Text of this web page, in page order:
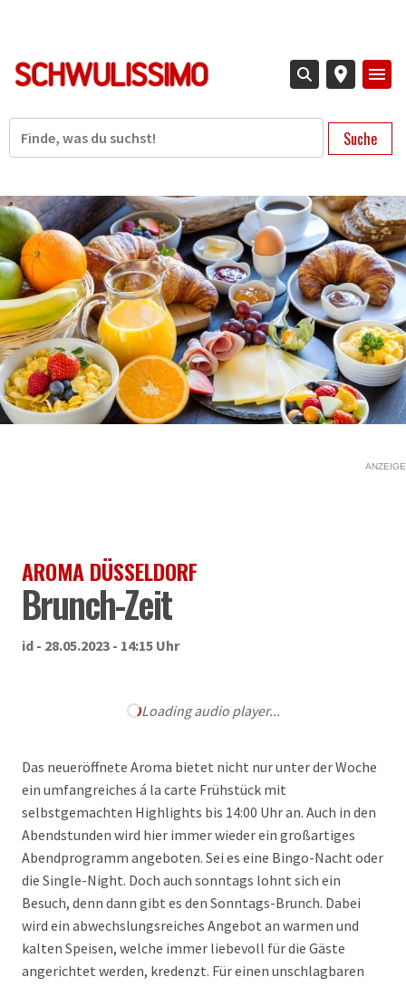
Suche
ANZEIGE
AROMA DÜSSELDORF
Brunch-Zeit
id - 28.05.2023 - 14:15 Uhr
Loading audio player...
Das neueröffnete Aroma bietet nicht nur unter der Woche
ein umfangreiches á la carte Frühstück mit
selbstgemachten Highlights bis 14:00 Uhr an. Auch in den
Abendstunden wird hier immer wieder ein großartiges
Abendprogramm angeboten. Sei es eine Bingo-Nacht oder
die Single-Night. Doch auch sonntags lohnt sich ein
Besuch, denn dann gibt es den Sonntags-Brunch. Dabei
wird ein abwechslungsreiches Angebot an warmen und
kalten Speisen, welche immer liebevoll für die Gäste
angerichtet werden, kredenzt. Für einen unschlagbaren